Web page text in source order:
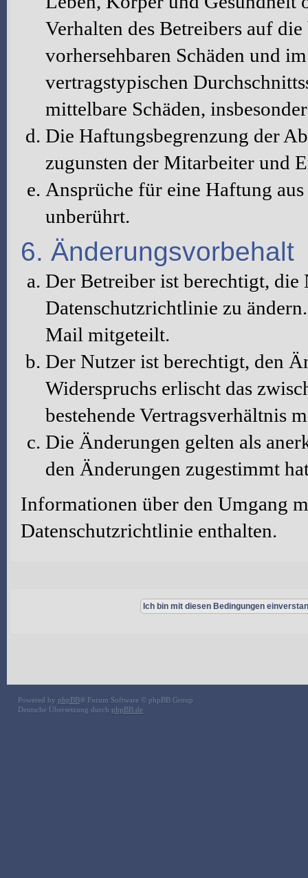
Verhalten des Betreibers auf
vorhersehbaren Schäden und
vertragstypischen
mittelbare Schäden,
Die Haftungsbegrenzung der
zugunsten der Mitarbeiter und
Ansprüche für eine Haftung
unberührt.
6. Änderungsvorbehalt
Der Betreiber ist berechtigt,
Datenschutzrichtlinie zu
Mail mitgeteilt.
Der Nutzer ist berechtigt, den
Widerspruchs erlischt das
bestehende Vertragsverhältnis
Die Änderungen gelten als
den Änderungen zugestimmt
Informationen über den Umgang
Datenschutzrichtlinie enthalten.
Powered by phpBB® Forum Software © phpBB Group
Deutsche Übersetzung durch phpBB.de